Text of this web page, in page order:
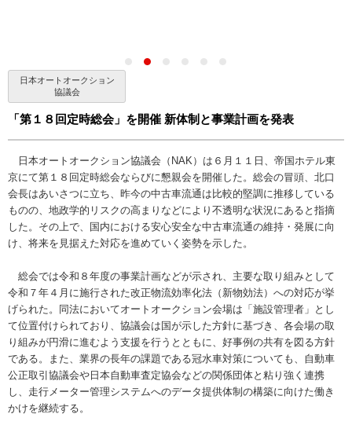
日本オートオークション
協議会
「第１８回定時総会」を開催 新体制と事業計画を発表
日本オートオークション協議会（NAK）は６月１１日、帝国ホテル東
京にて第１８回定時総会ならびに懇親会を開催した。総会の冒頭、北口
会長はあいさつに立ち、昨今の中古車流通は比較的堅調に推移している
ものの、地政学的リスクの高まりなどにより不透明な状況にあると指摘
した。その上で、国内における安心安全な中古車流通の維持・発展に向
け、将来を見据えた対応を進めていく姿勢を示した。
総会では令和８年度の事業計画などが示され、主要な取り組みとして
令和７年４月に施行された改正物流効率化法（新物効法）への対応が挙
げられた。同法においてオートオークション会場は「施設管理者」とし
て位置付けられており、協議会は国が示した方針に基づき、各会場の取
り組みが円滑に進むよう支援を行うとともに、好事例の共有を図る方針
である。また、業界の長年の課題である冠水車対策についても、自動車
公正取引協議会や日本自動車査定協会などの関係団体と粘り強く連携
し、走行メーター管理システムへのデータ提供体制の構築に向けた働き
かけを継続する。